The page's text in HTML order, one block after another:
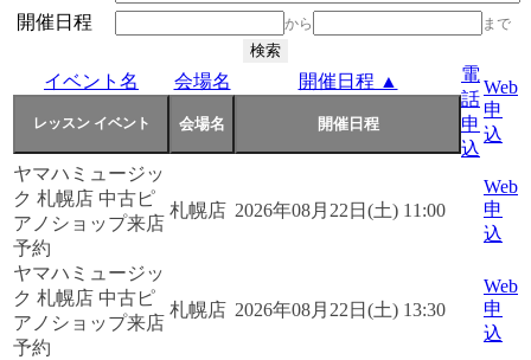
開催日程
から まで
イベント名 会場名 開催日程 ▲
電
話
申
込
Web
申
込
ヤマハミュージッ
ク 札幌店 中古ピ
アノショップ来店
予約
札幌店 2026年08月22日(土) 11:00
Web
申
込
ヤマハミュージッ
ク 札幌店 中古ピ
アノショップ来店
予約
札幌店 2026年08月22日(土) 13:30
Web
申
込